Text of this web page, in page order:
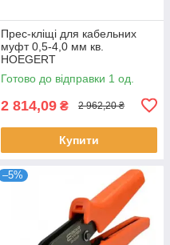
Прес-кліщі для кабельних
муфт 0,5-4,0 мм кв.
HOEGERT
Готово до відправки 1 од.
2 814,09 ₴ 2 962,20 ₴
Купити
–5%